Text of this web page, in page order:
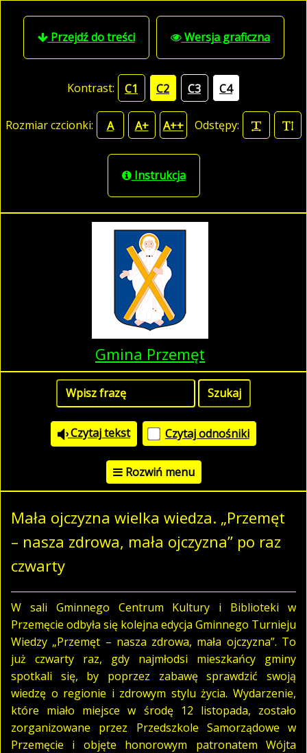
Przejdź do treści Wersja graficzna
Kontrast: C1 C2 C3 C4
Rozmiar czcionki: A A+ A++ Odstępy:
Instrukcja
Gmina Przemęt
Czytaj tekst Czytaj odnośniki
Rozwiń menu
Mała ojczyzna wielka wiedza. „Przemęt
– nasza zdrowa, mała ojczyzna” po raz
czwarty
W sali Gminnego Centrum Kultury i Biblioteki w
Przemęcie odbyła się kolejna edycja Gminnego Turnieju
Wiedzy „Przemęt – nasza zdrowa, mała ojczyzna”. To
już czwarty raz, gdy najmłodsi mieszkańcy gminy
spotkali się, by poprzez zabawę sprawdzić swoją
wiedzę o regionie i zdrowym stylu życia. Wydarzenie,
które miało miejsce w środę 12 listopada, zostało
zorganizowane przez Przedszkole Samorządowe w
Przemęcie i objęte honorowym patronatem Wójta